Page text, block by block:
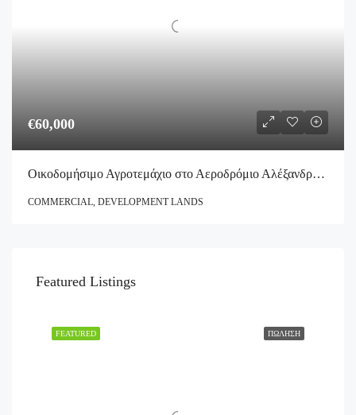
€60,000
Οικοδομήσιμο Αγροτεμάχιο στο Αεροδρόμιο Αλέξανδρος Α. Ωνάσσης
COMMERCIAL, DEVELOPMENT LANDS
Featured Listings
ΠΏΛΗΣΗ
FEATURED